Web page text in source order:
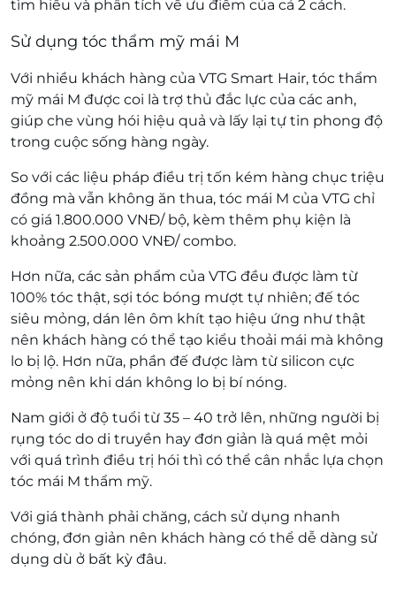
tìm hiểu và phân tích về ưu điểm của cả 2 cách.
Sử dụng tóc thẩm mỹ mái M
Với nhiều khách hàng của VTG Smart Hair, tóc thẩm
mỹ mái M được coi là trợ thủ đắc lực của các anh,
giúp che vùng hói hiệu quả và lấy lại tự tin phong độ
trong cuộc sống hàng ngày.
So với các liệu pháp điều trị tốn kém hàng chục triệu
đồng mà vẫn không ăn thua, tóc mái M của VTG chỉ
có giá 1.800.000 VNĐ/ bộ, kèm thêm phụ kiện là
khoảng 2.500.000 VNĐ/ combo.
Hơn nữa, các sản phẩm của VTG đều được làm từ
100% tóc thật, sợi tóc bóng mượt tự nhiên; đế tóc
siêu mỏng, dán lên ôm khít tạo hiệu ứng như thật
nên khách hàng có thể tạo kiểu thoải mái mà không
lo bị lộ. Hơn nữa, phần đế được làm từ silicon cực
mỏng nên khi dán không lo bị bí nóng.
Nam giới ở độ tuổi từ 35 – 40 trở lên, những người bị
rụng tóc do di truyền hay đơn giản là quá mệt mỏi
với quá trình điều trị hói thì có thể cân nhắc lựa chọn
tóc mái M thẩm mỹ.
Với giá thành phải chăng, cách sử dụng nhanh
chóng, đơn giản nên khách hàng có thể dễ dàng sử
dụng dù ở bất kỳ đâu.